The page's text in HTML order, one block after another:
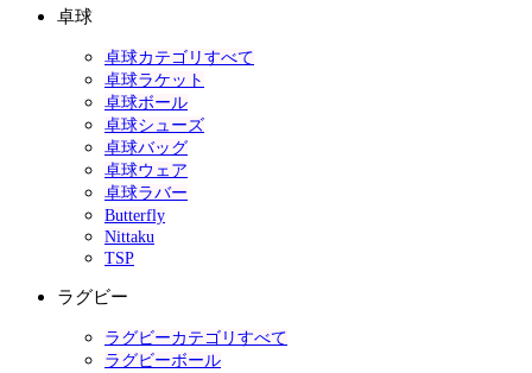
卓球
卓球カテゴリすべて
卓球ラケット
卓球ボール
卓球シューズ
卓球バッグ
卓球ウェア
卓球ラバー
Butterfly
Nittaku
TSP
ラグビー
ラグビーカテゴリすべて
ラグビーボール